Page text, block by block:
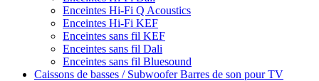
Enceintes Hi-Fi Q Acoustics
Enceintes Hi-Fi KEF
Enceintes sans fil KEF
Enceintes sans fil Dali
Enceintes sans fil Bluesound
Caissons de basses / SubwooferBarres de son pour TV